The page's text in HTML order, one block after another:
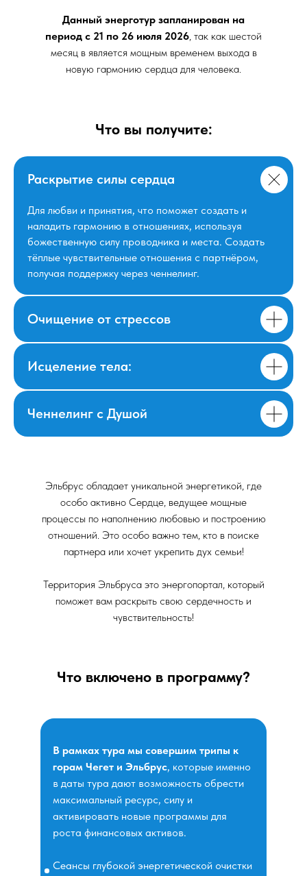
Данный энерготур запланирован на
период с 21 по 26 июля 2026, так как шестой
месяц в является мощным временем выхода в
новую гармонию сердца для человека.
Что вы получите:
Раскрытие силы сердца
Для любви и принятия, что поможет создать и
наладить гармонию в отношениях, используя
божественную силу проводника и места. Создать
тёплые чувствительные отношения с партнёром,
получая поддержку через ченнелинг.
Очищение от стрессов
Исцеление тела:
Ченнелинг с Душой
Эльбрус обладает уникальной энергетикой, где
особо активно Сердце, ведущее мощные
процессы по наполнению любовью и построению
отношений. Это особо важно тем, кто в поиске
партнера или хочет укрепить дух семьи!
Территория Эльбруса это энергопортал, который
поможет вам раскрыть свою сердечность и
чувствительность!
В рамках тура мы совершим трипы к
горам Чегет и Эльбрус, которые именно
в даты тура дают возможность обрести
максимальный ресурс, силу и
активировать новые программы для
роста финансовых активов.
Сеансы глубокой энергетической очистки
Что включено в программу?